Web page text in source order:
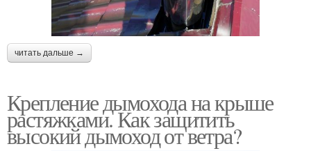
читать дальше →
Крепление дымохода на крыше
растяжками. Как защитить
высокий дымоход от ветра?